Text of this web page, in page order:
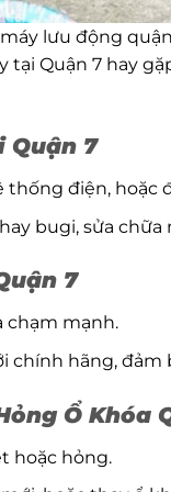
lưu động
tại Quận 7 hay
Quận 7
thống điện, hoặc
bugi, sửa
7
chạm mạnh.
chính hãng,
Ổ Khóa
hoặc hỏng.